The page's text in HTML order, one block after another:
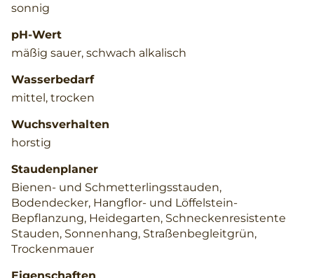
sonnig
pH-Wert
mäßig sauer, schwach alkalisch
Wasserbedarf
mittel, trocken
Wuchsverhalten
horstig
Staudenplaner
Bienen- und Schmetterlingsstauden,
Bodendecker, Hangflor- und Löffelstein-
Bepflanzung, Heidegarten, Schneckenresistente
Stauden, Sonnenhang, Straßenbegleitgrün,
Trockenmauer
Eigenschaften